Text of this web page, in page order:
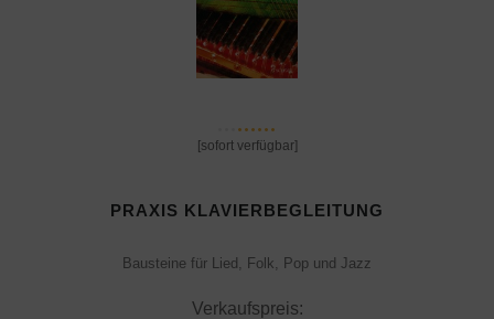
[sofort verfügbar]
PRAXIS KLAVIERBEGLEITUNG
Bausteine für Lied, Folk, Pop und Jazz
Verkaufspreis: